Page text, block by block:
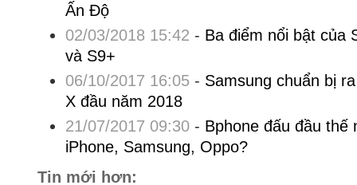
Ấn Độ
02/03/2018 15:42 - Ba điểm nổi bật của
và S9+
06/10/2017 16:05- Samsung chuẩn bị
X đầu năm 2018
21/07/2017 09:30- Bphone đấu đầu
iPhone, Samsung, Oppo?
Tin mới hơn: